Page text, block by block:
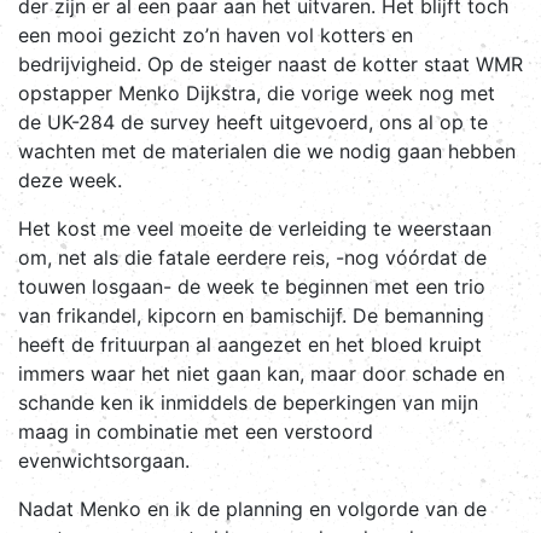
der zijn er al een paar aan het uitvaren. Het blijft toch
een mooi gezicht zo’n haven vol kotters en
bedrijvigheid. Op de steiger naast de kotter staat WMR
opstapper Menko Dijkstra, die vorige week nog met
de UK-284 de survey heeft uitgevoerd, ons al op te
wachten met de materialen die we nodig gaan hebben
deze week.
Het kost me veel moeite de verleiding te weerstaan
om, net als die fatale eerdere reis, -nog vóórdat de
touwen losgaan- de week te beginnen met een trio
van frikandel, kipcorn en bamischijf. De bemanning
heeft de frituurpan al aangezet en het bloed kruipt
immers waar het niet gaan kan, maar door schade en
schande ken ik inmiddels de beperkingen van mijn
maag in combinatie met een verstoord
evenwichtsorgaan.
Nadat Menko en ik de planning en volgorde van de